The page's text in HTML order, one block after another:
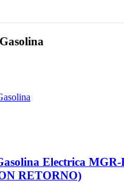
Electrica
RETORNO)